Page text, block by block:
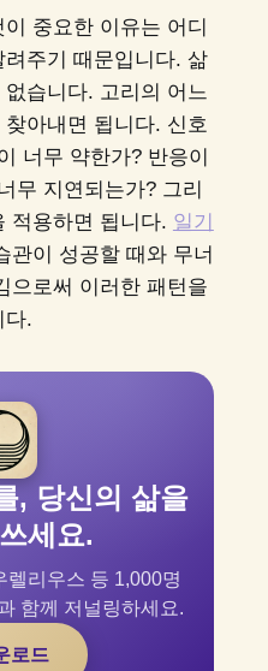
중요한 이유는 어디
주기 때문입니다. 삶
습니다. 고리의 어느
아내면 됩니다. 신호
너무 약한가? 반응이
무 지연되는가? 그리
적용하면 됩니다. 일기
관이 성공할 때와 무너
으로써 이러한 패턴을
다.
, 당신의 삶을
세요.
렐리우스 등 1,000명
함께 저널링하세요.
로드